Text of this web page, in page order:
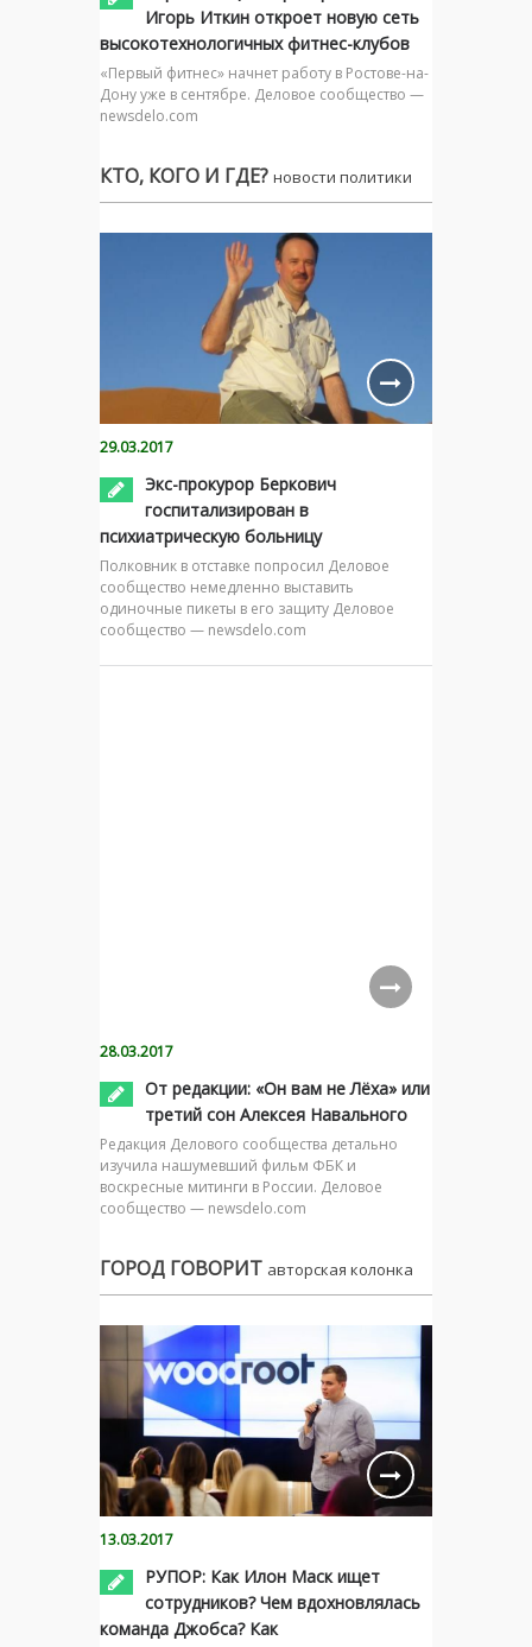
Игорь Иткин откроет новую сеть
высокотехнологичных фитнес-клубов
«Первый фитнес» начнет работу в Ростове-на-
Дону уже в сентябре. Деловое сообщество —
newsdelo.com
КТО, КОГО И ГДЕ? новости политики
29.03.2017
Экс-прокурор Беркович
госпитализирован в
психиатрическую больницу
Полковник в отставке попросил Деловое
сообщество немедленно выставить
одиночные пикеты в его защиту Деловое
сообщество — newsdelo.com
28.03.2017
От редакции: «Он вам не Лёха» или
третий сон Алексея Навального
Редакция Делового сообщества детально
изучила нашумевший фильм ФБК и
воскресные митинги в России. Деловое
сообщество — newsdelo.com
ГОРОД ГОВОРИТ авторская колонка
13.03.2017
РУПОР: Как Илон Маск ищет
сотрудников? Чем вдохновлялась
команда Джобса? Как